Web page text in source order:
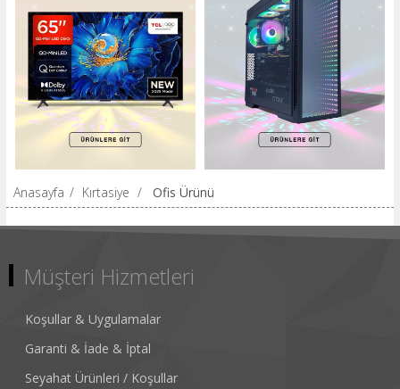
Anasayfa / Kırtasiye / Ofis Ürünü
Müşteri Hizmetleri
Koşullar & Uygulamalar
Garanti & İade & İptal
Seyahat Ürünleri / Koşullar